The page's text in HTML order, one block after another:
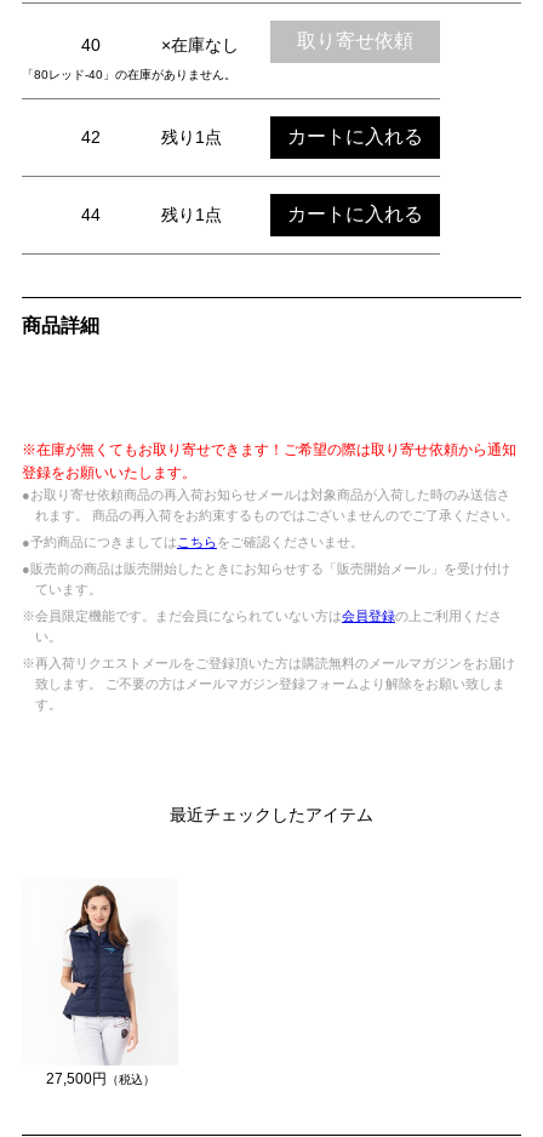
40 ×在庫なし 取り寄せ依頼
「80レッド-40」の在庫がありません。
42 残り1点 カートに入れる
44 残り1点 カートに入れる
商品詳細
※在庫が無くてもお取り寄せできます！ご希望の際は取り寄せ依頼から通知
登録をお願いいたします。
●お取り寄せ依頼商品の再入荷お知らせメールは対象商品が入荷した時のみ送信さ
れます。 商品の再入荷をお約束するものではございませんのでご了承ください。
●予約商品につきましては こちらをご確認くださいませ。
●販売前の商品は販売開始したときにお知らせする「販売開始メール」を受け付け
ています。
※会員限定機能です。まだ会員になられていない方は会員登録の上ご利用くださ
い。
※再入荷リクエストメールをご登録頂いた方は購読無料のメールマガジンをお届け
致します。 ご不要の方はメールマガジン登録フォームより解除をお願い致しま
す。
最近チェックしたアイテム
27,500円 （税込）